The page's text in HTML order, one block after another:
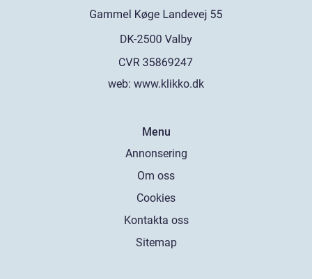
web: www.klikko.dk
Menu
Annonsering
Om oss
Cookies
Kontakta oss
Sitemap